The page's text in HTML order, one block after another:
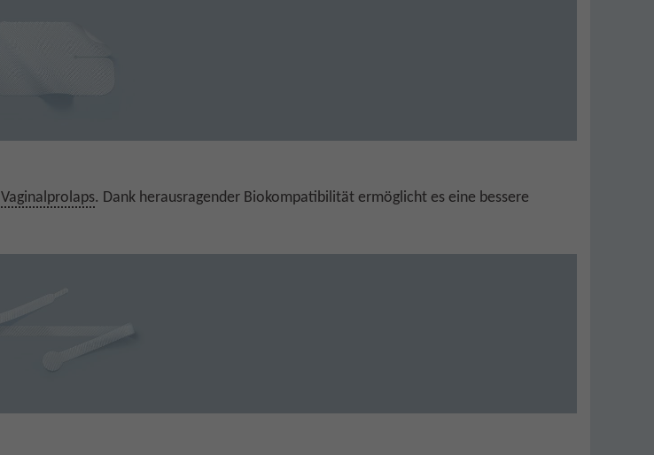
Vaginalprolaps. Dank herausragender Biokompatibilität ermöglicht es eine bessere